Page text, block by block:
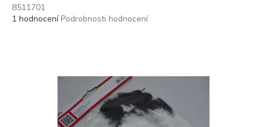
8511701
Průměrné
1 hodnocení Podrobnosti hodnocení